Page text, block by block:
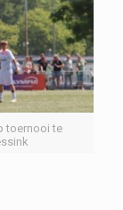
toernooi te